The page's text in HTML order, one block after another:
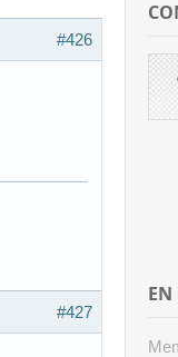
#426
#427
EN